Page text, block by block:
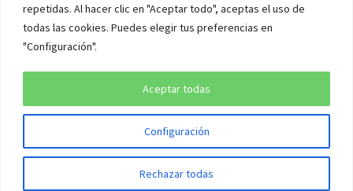
repetidas. Al hacer clic en "Aceptar todo", aceptas el uso de
todas las cookies. Puedes elegir tus preferencias en
"Configuración".
Configuración
Rechazar todas
Aceptar todas
Aviso legal
Política de cookies
Copyright © 2026¡QUÉ HISTORIA!. Funciona conWordPressy